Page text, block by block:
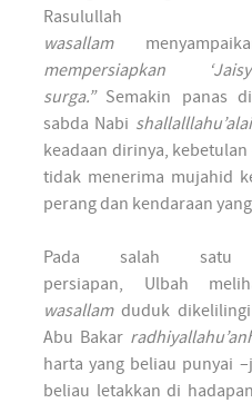
wasallam
mempersiapkan
surga.”Semakin panas
sabda Nabi
keadaan dirinya,
tidak menerima mujahid
perang dan kendaraan
Pada salah
persiapan, Ulbah
wasallamduduk dikelilingi
Abu Bakar
harta yang beliau punyai
beliau letakkan di